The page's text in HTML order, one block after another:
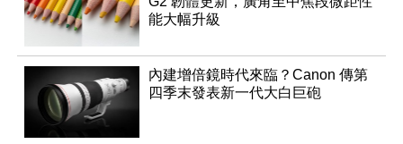
能大幅升級
內建增倍鏡時代來臨？Canon 傳第
四季末發表新一代大白巨砲